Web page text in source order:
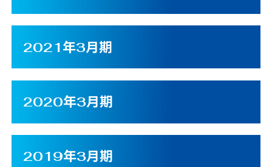
2021年3月期
2020年3月期
2019年3月期